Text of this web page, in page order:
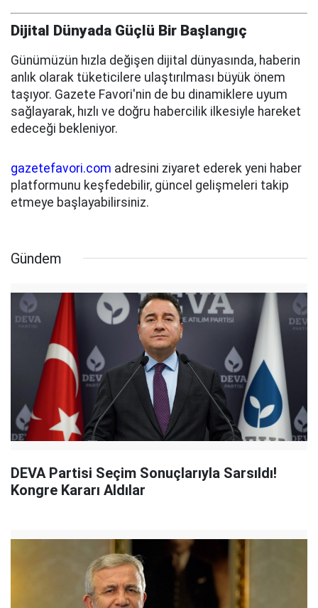
Dijital Dünyada Güçlü Bir Başlangıç
Günümüzün hızla değişen dijital dünyasında, haberin
anlık olarak tüketicilere ulaştırılması büyük önem
taşıyor. Gazete Favori'nin de bu dinamiklere uyum
sağlayarak, hızlı ve doğru habercilik ilkesiyle hareket
edeceği bekleniyor.
gazetefavori.com adresini ziyaret ederek yeni haber
platformunu keşfedebilir, güncel gelişmeleri takip
etmeye başlayabilirsiniz.
Gündem
DEVA Partisi Seçim Sonuçlarıyla Sarsıldı!
Kongre Kararı Aldılar